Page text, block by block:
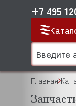
+7 495
Главная